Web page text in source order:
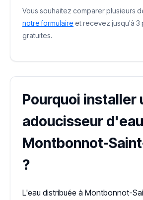
Vous souhaitez comparer plusieurs
notre formulaire et recevez jusqu'à 3
gratuites.
Pourquoi installer
adoucisseur
Montbonnot-
?
L'eau distribuée à Montbonnot-